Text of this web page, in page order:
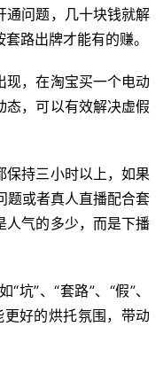
通问题，几十块钱就解
路出牌才能有的赚。
现，在淘宝买一个电动
态，可以有效解决虚假
保持三小时以上，如果
题或者真人直播配合套
人气的多少，而是下播
坑”、“套路”、“假”、
更好的烘托氛围，带动